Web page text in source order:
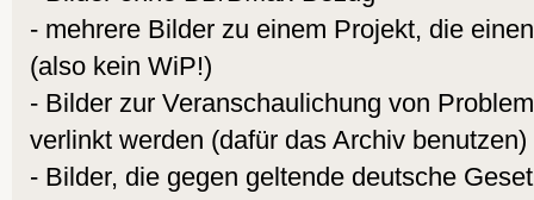
- mehrere Bilder zu einem Projekt, die
(also kein WiP!)
- Bilder zur Veranschaulichung von
verlinkt werden (dafür das Archiv benutzen)
- Bilder, die gegen geltende deutsche